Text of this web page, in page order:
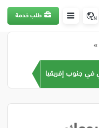
EN طلب خدمة
في جنوب إفريقيا